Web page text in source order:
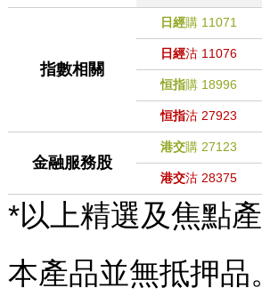
指數相關
日經購 11071
日經沽 11076
恒指購 18996
恒指沽 27923
金融服務股
港交購 27123
港交沽 28375
*以上精選及焦點
本產品並無抵押